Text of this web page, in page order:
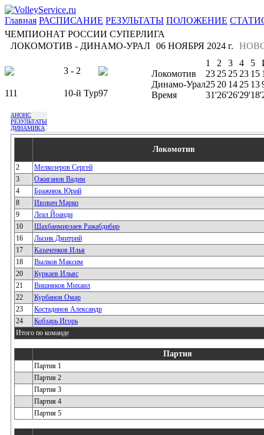
Главная РАСПИСАНИЕ РЕЗУЛЬТАТЫ ПОЛОЖЕНИЕ
ЧЕМПИОНАТ РОССИИ СУПЕРЛИГА
ЛОКОМОТИВ - ДИНАМО-УРАЛ 06 НОЯБРЯ 2024 г.
3 - 2
111 10-й Тур97
1 2 3 4 5
Локомотив
23 25 25 23 15
Динамо-Урал25 20 14 25 13
Время
31'26'26'29'18'
АНОНС
РЕЗУЛЬТАТЫ
ДИНАМИКА
Локомотив
2
Мелкозеров Сергей
3
Ожиганов Вадим
4
Бражнюк Юрий
8
Ивович Марко
9
Леал Йоанди
10
Шахбанмирзаев Ражабдибир
16
Лызик Дмитрий
17
Казаченков Илья
18
Вылков Максим
20
Куркаев Ильяс
21
Вишняков Михаил
22
Курбанов Омар
23
Костадинов Александр
24
Кобзарь Игорь
Итого по команде
Партия
Партия 1
Партия 2
Партия 3
Партия 4
Партия 5